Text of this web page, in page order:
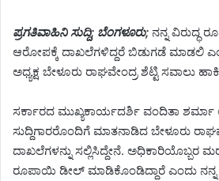
ಪ್ರಗತಿವಾಹಿನಿ ಸುದ್ದಿ; ಬೆಂಗಳೂರು; ನನ್ನ ವಿರುದ್ಧ
ಆರೋಪಕ್ಕೆ ದಾಖಲೆಗಳಿದ್ದರೆ ಬಿಡುಗಡೆ ಮಾಡಲಿ
ಅಧ್ಯಕ್ಷ ಬೇಳೂರು ರಾಘವೇಂದ್ರ ಶೆಟ್ಟಿ ಸವಾಲು
ಸರ್ಕಾರದ ಮುಖ್ಯಕಾರ್ಯದರ್ಶಿ ವಂದಿತಾ
ಸುದ್ದಿಗಾರರೊಂದಿಗೆ ಮಾತನಾಡಿದ ಬೇಳೂರು
ದಾಖಲೆಗಳನ್ನು ಸಲ್ಲಿಸಿದ್ದೇನೆ. ಅಧಿಕಾರಿಯೊಬ್ಬರ
ರೂಪಾಯಿ ಡೀಲ್ ಮಾಡಿಕೊಂಡಿದ್ದಾರೆ ಎಂದು ನನ್ನ